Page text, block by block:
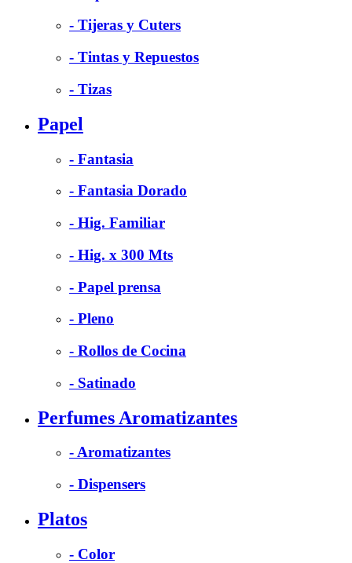
- Tijeras y Cuters
- Tintas y Repuestos
- Tizas
Papel
- Fantasia
- Fantasia Dorado
- Hig. Familiar
- Hig. x 300 Mts
- Papel prensa
- Pleno
- Rollos de Cocina
- Satinado
Perfumes Aromatizantes
- Aromatizantes
- Dispensers
Platos
- Color